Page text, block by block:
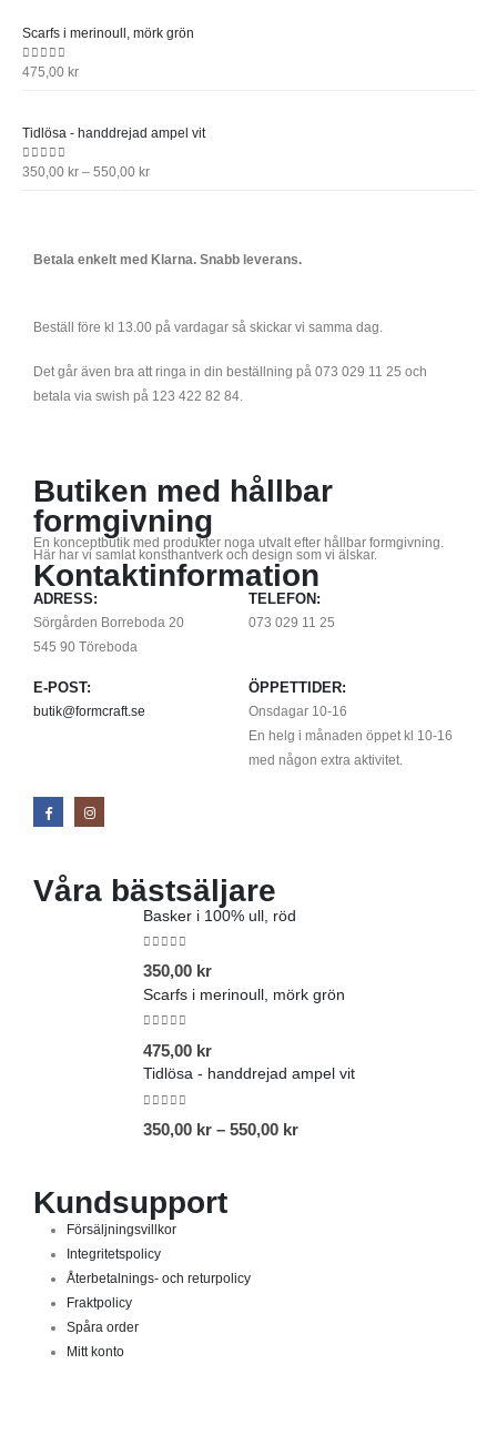
Scarfs i merinoull, mörk grön
0out of 5
475,00 kr
Tidlösa - handdrejad ampel vit
0out of 5
350,00 kr – 550,00 kr
Betala enkelt med Klarna. Snabb leverans.
Beställ före kl 13.00 på vardagar så skickar vi samma dag.
Det går även bra att ringa in din beställning på 073 029 11 25 och
betala via swish på 123 422 82 84.
Butiken med hållbar
formgivning
En konceptbutik med produkter noga utvalt efter hållbar formgivning.
Här har vi samlat konsthantverk och design som vi älskar.
Kontaktinformation
ADRESS:
Sörgården Borreboda 20
545 90 Töreboda
TELEFON:
073 029 11 25
E-POST:
butik@formcraft.se
ÖPPETTIDER:
Onsdagar 10-16
En helg i månaden öppet kl 10-16
med någon extra aktivitet.
Våra bästsäljare
Basker i 100% ull, röd
350,00 kr
Scarfs i merinoull, mörk grön
475,00 kr
Tidlösa - handdrejad ampel vit
350,00 kr – 550,00 kr
Kundsupport
Försäljningsvillkor
Integritetspolicy
Återbetalnings- och returpolicy
Fraktpolicy
Spåra order
Mitt konto